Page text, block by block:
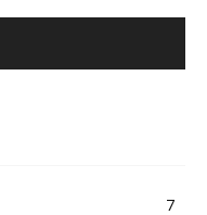
7